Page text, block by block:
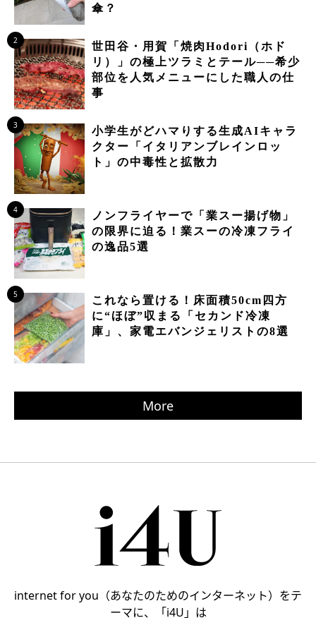
傘？
2
世田谷・用賀「焼肉Hodori（ホド
リ）」の極上ツラミとテール──希少
部位を人気メニューにした職人の仕
事
3
小学生がどハマりする生成AIキャラ
クター「イタリアンブレインロッ
ト」の中毒性と拡散力
4
ノンフライヤーで「業スー揚げ物」
の限界に迫る！業スーの冷凍フライ
の逸品5選
5
これなら置ける！床面積50cm四方
に“ほぼ”収まる「セカンド冷凍
庫」、家電エバンジェリストの8選
More
internet for you（あなたのためのインターネット）をテ
ーマに、「i4U」は